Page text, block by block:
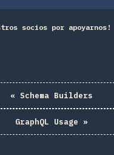
socios por apoyarnos!
« Schema Builders
GraphQL Usage »